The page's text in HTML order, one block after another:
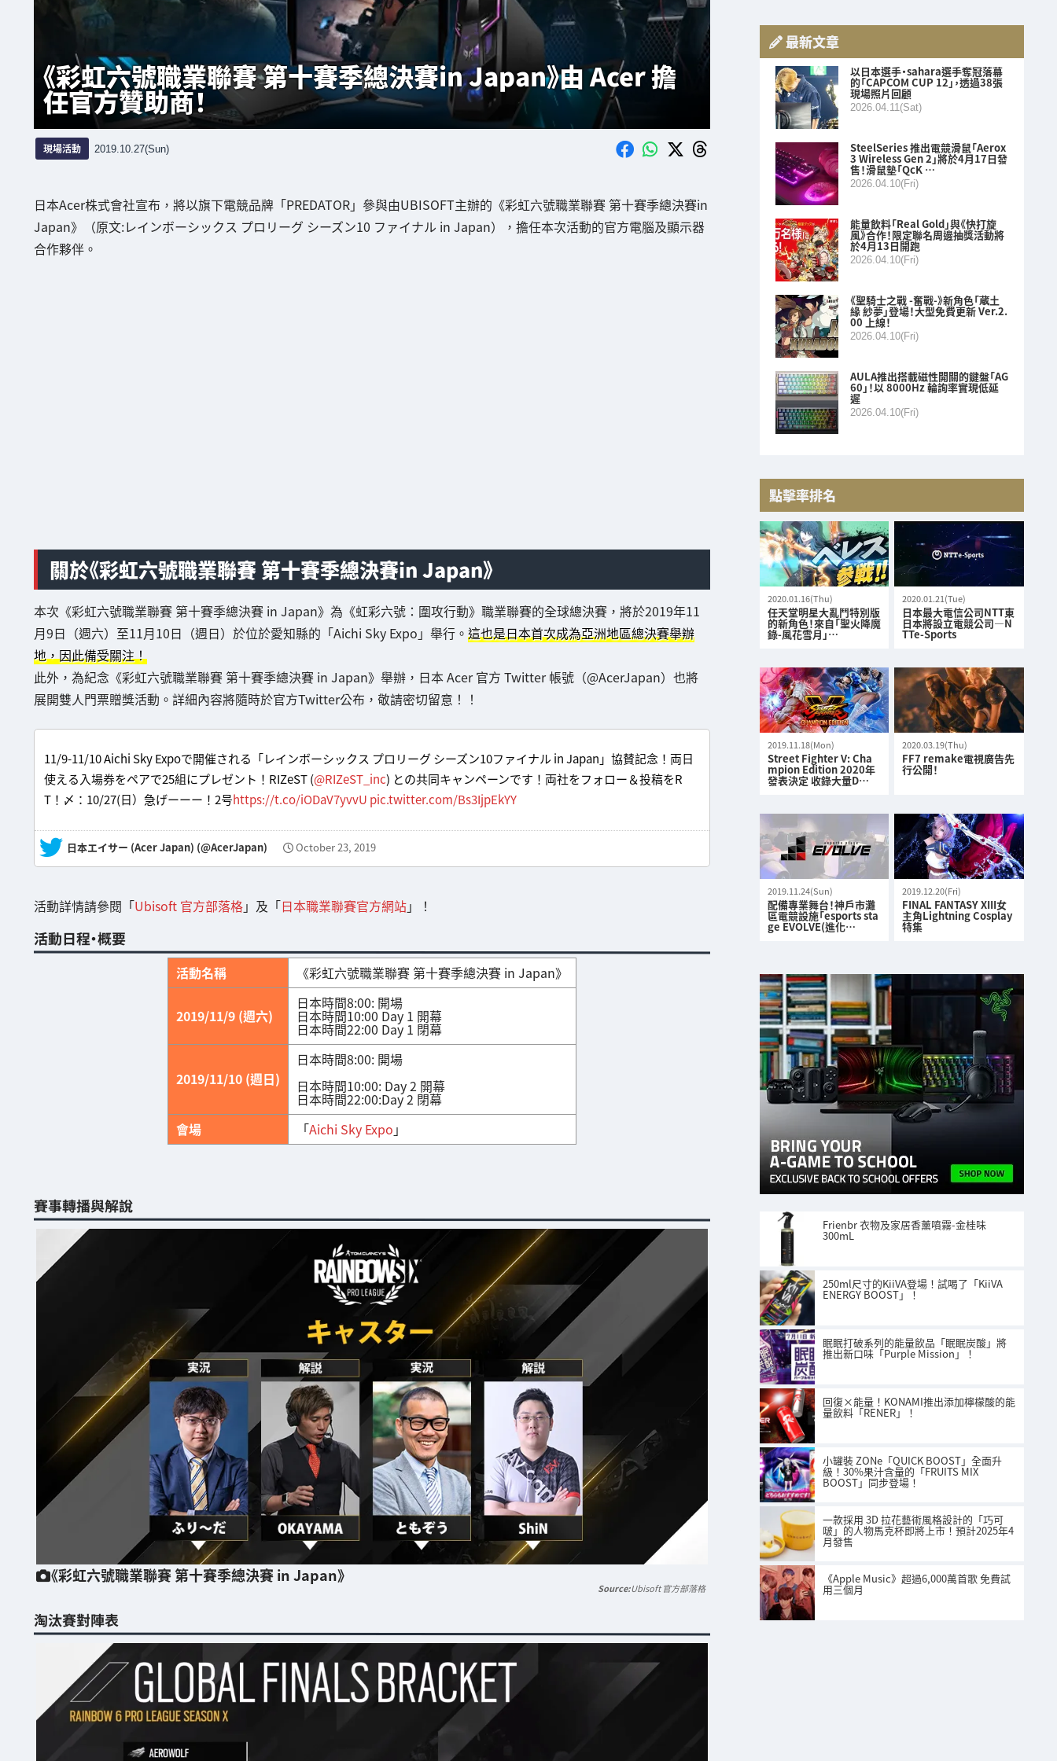
《彩虹六號職業聯賽 第十賽季總決賽in Japan》由 Acer 擔
任官方贊助商！
現場活動 2019.10.27(Sun)
日本Acer株式會社宣布，將以旗下電競品牌「PREDATOR」參與由UBISOFT主辦的《彩虹六號職業聯賽 第十賽季總決賽in
Japan》（原文:レインボーシックス プロリーグ シーズン10 ファイナル in Japan），擔任本次活動的官方電腦及顯示器
合作夥伴。
關於《彩虹六號職業聯賽 第十賽季總決賽in Japan》
本次《彩虹六號職業聯賽 第十賽季總決賽 in Japan》為《虹彩六號：圍攻行動》職業聯賽的全球總決賽，將於2019年11
月9日（週六）至11月10日（週日）於位於愛知縣的「Aichi Sky Expo」舉行。 這也是日本首次成為亞洲地區總決賽舉辦
地，因此備受關注！
此外，為紀念《彩虹六號職業聯賽 第十賽季總決賽 in Japan》舉辦，日本 Acer 官方 Twitter 帳號（@AcerJapan）也將
展開雙人門票贈獎活動。詳細內容將隨時於官方Twitter公布，敬請密切留意！！
11/9-11/10 Aichi Sky Expoで開催される「レインボーシックス プロリーグ シーズン10ファイナル in Japan」協賛記念！両日
使える入場券をペアで25組にプレゼント！RIZeST (@RIZeST_inc) との共同キャンペーンです！両社をフォロー＆投稿をR
T！〆：10/27(日）急げーーー！2号https://t.co/iODaV7yvvU pic.twitter.com/Bs3IjpEkYY
— 日本エイサー (Acer Japan) (@AcerJapan) October 23, 2019
活動詳情請參閱「Ubisoft 官方部落格」及「日本職業聯賽官方網站」！
活動日程・概要
活動名稱 《彩虹六號職業聯賽 第十賽季總決賽 in Japan》
2019/11/9 (週六)
日本時間8:00: 開場
日本時間10:00 Day 1 開幕
日本時間22:00 Day 1 閉幕
2019/11/10 (週日)
日本時間8:00: 開場
日本時間10:00: Day 2 開幕
日本時間22:00:Day 2 閉幕
會場
「Aichi Sky Expo 」
賽事轉播與解說
《彩虹六號職業聯賽 第十賽季總決賽 in Japan》
Ubisoft 官方部落格
淘汰賽對陣表
最新文章
以日本選手・sahara選手奪冠落幕
的「CAPCOM CUP 12」，透過38張
現場照片回顧
2026.04.11(Sat)
SteelSeries 推出電競滑鼠「Aerox
3 Wireless Gen 2」將於4月17日發
售！滑鼠墊「QcK …
2026.04.10(Fri)
能量飲料「Real Gold」與《快打旋
風》合作！限定聯名周邊抽獎活動將
於4月13日開跑
2026.04.10(Fri)
《聖騎士之戰 -奮戰-》新角色「蔵土
緣 紗夢」登場！大型免費更新 Ver.2.
00 上線！
2026.04.10(Fri)
AULA推出搭載磁性開關的鍵盤「AG
60」！以 8000Hz 輪詢率實現低延
遲
2026.04.10(Fri)
點擊率排名
2020.01.16(Thu)
任天堂明星大亂鬥特別版
的新角色！來自「聖火降魔
錄-風花雪月」…
2020.01.21(Tue)
日本最大電信公司NTT東
日本將設立電競公司—N
TTe-Sports
2019.11.18(Mon)
Street Fighter V: Cha
mpion Edition 2020年
發表決定 收錄大量D…
2020.03.19(Thu)
FF7 remake電視廣告先
行公開！
2019.11.24(Sun)
配備專業舞台！神戶市灘
區電競設施「esports sta
ge EVOLVE(進化…
2019.12.20(Fri)
FINAL FANTASY XIII女
主角Lightning Cosplay
特集
Frienbr 衣物及家居香薰噴霧-金桂味
300mL
250ml尺寸的KiiVA登場！試喝了「KiiVA
ENERGY BOOST」！
眠眠打破系列的能量飲品「眠眠炭酸」將
推出新口味「Purple Mission」！
回復×能量！KONAMI推出添加檸檬酸的能
量飲料「RENER」！
小罐裝 ZONe「QUICK BOOST」全面升
級！30%果汁含量的「FRUITS MIX
BOOST」同步登場！
一款採用 3D 拉花藝術風格設計的「巧可
啵」的人物馬克杯即將上市！預計2025年4
月發售
《Apple Music》超過6,000萬首歌 免費試
用三個月